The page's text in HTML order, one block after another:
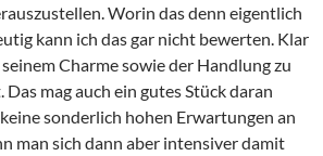
Worin das denn eigentlich
kann ich das gar nicht bewerten. Klar
Charme sowie der Handlung zu
mag auch ein gutes Stück daran
sonderlich hohen Erwartungen an
man sich dann aber intensiver damit